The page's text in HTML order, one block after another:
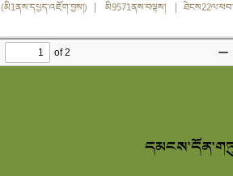
(མི1ནས་དཔྱད་འཇོག་བྱས།) | མི9571ནས་བལྟས། |